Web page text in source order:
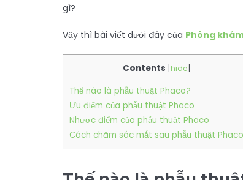
gì?
Vậy thì bài viết dưới đây của Phòng
Contents hide]
Thế nào là phẫu thuật Phaco?
Ưu điểm của phẫu thuật Phaco
Nhược điểm của phẫu thuật Phaco
Cách chăm sóc mắt sau phẫu thuật Phaco